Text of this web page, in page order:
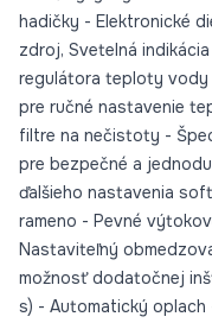
hadičky - Elektronické
zdroj, Svetelná
regulátora teploty vody
pre ručné nastavenie
filtre na nečistoty -
pre bezpečné a
ďalšieho nastavenia
rameno - Pevné
Nastaviteľný
možnosť dodatočnej
s) - Automatický